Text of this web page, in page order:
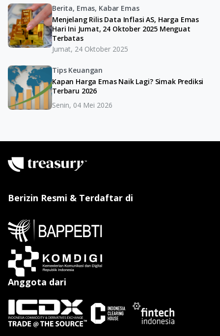
Berita, Emas, Kabar Emas
Menjelang Rilis Data Inflasi AS, Harga Emas
Hari Ini Jumat, 24 Oktober 2025 Menguat
Terbatas
Jumat, 24 Oktober 2025
Tips Keuangan
Kapan Harga Emas Naik Lagi? Simak Prediksi
Terbaru 2026
Senin, 04 Mei 2026
Berizin Resmi & Terdaftar di
Anggota dari